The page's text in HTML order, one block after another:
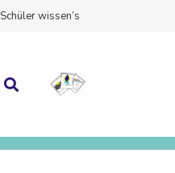
Schüler wissen’s